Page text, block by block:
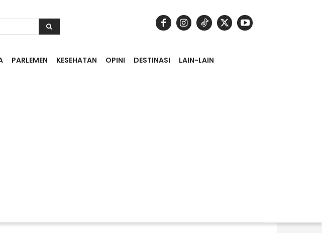
PARLEMEN KESEHATAN OPINI DESTINASI LAIN-LAIN